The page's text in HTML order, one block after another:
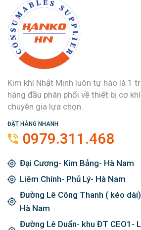
Kim khí Nhật Minh luôn tự hào là 1
hàng đầu phân phối về thiết bị cơ
chuyên gia lựa chọn.
ĐẶT HÀNG NHANH
0979.311.468
Đại Cương- Kim Bảng- Hà Nam
Liêm Chính- Phủ Lý- Hà Nam
Đường Lê Công Thanh ( kéo
Hà Nam
Đường Lê Duẩn- khu ĐT CEO1-